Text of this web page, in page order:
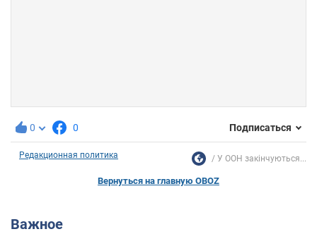
0 0 Подписаться
Редакционная политика У ООН закінчуються...
Вернуться на главную OBOZ
Важное